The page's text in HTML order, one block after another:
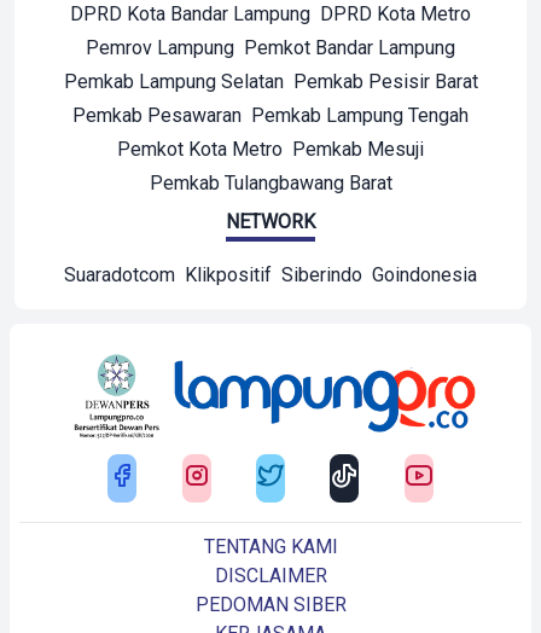
DPRD Kota Bandar Lampung DPRD Kota Metro
Pemrov Lampung Pemkot Bandar Lampung
Pemkab Lampung Selatan Pemkab Pesisir Barat
Pemkab Pesawaran Pemkab Lampung Tengah
Pemkot Kota Metro Pemkab Mesuji
Pemkab Tulangbawang Barat
NETWORK
Suaradotcom Klikpositif Siberindo Goindonesia
TENTANG KAMI
DISCLAIMER
PEDOMAN SIBER